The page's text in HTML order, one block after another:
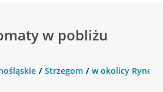
w pobliżu
Strzegom w okolicy Rynek